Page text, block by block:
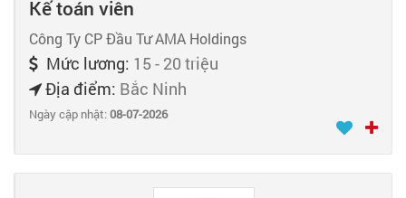
Kế toán viên
Công Ty CP Đầu Tư AMA Holdings
Mức lương: 15 - 20 triệu
Địa điểm: Bắc Ninh
Ngày cập nhật:08-07-2026